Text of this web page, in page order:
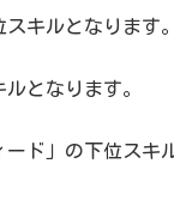
キルとなります。
となります。
ド」の下位スキ